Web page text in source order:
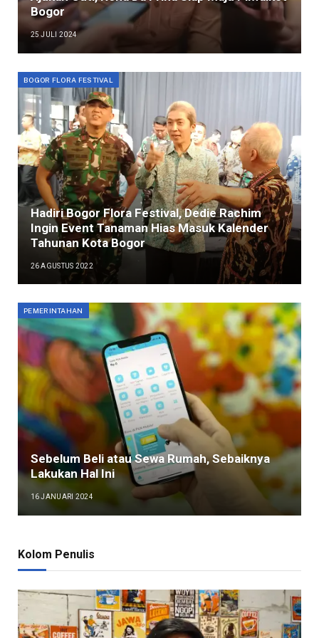
Bogor
25 JULI 2024
BOGOR FLORA FESTIVAL
Hadiri Bogor Flora Festival, Dedie Rachim
Ingin Event Tanaman Hias Masuk Kalender
Tahunan Kota Bogor
26 AGUSTUS 2022
PEMERINTAHAN
Sebelum Beli atau Sewa Rumah, Sebaiknya
Lakukan Hal Ini
16 JANUARI 2024
Kolom Penulis